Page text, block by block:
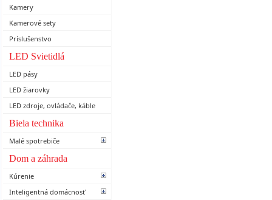
Kamery
Kamerové sety
Príslušenstvo
LED Svietidlá
LED pásy
LED žiarovky
LED zdroje, ovládače, káble
Biela technika
Malé spotrebiče
Dom a záhrada
Kúrenie
Inteligentná domácnosť